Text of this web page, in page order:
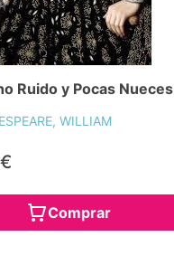
Ruido y Pocas Nueces
WILLIAM
Comprar